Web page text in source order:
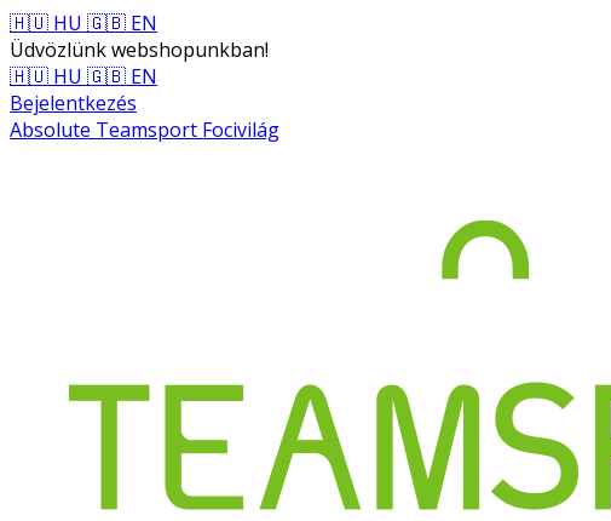
🇭🇺 HU 🇬🇧 EN
Üdvözlünk webshopunkban!
🇭🇺 HU 🇬🇧 EN
Bejelentkezés
Absolute Teamsport Focivilág